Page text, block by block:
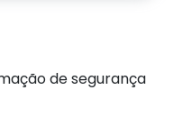
de segurança